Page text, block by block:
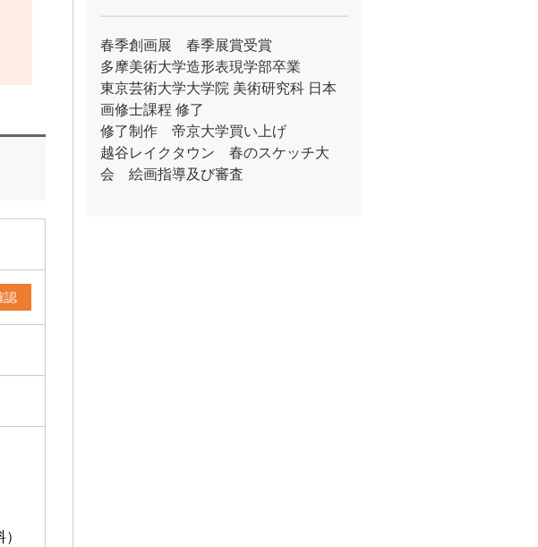
認
春季創画展 春季展賞受賞
多摩美術大学造形表現学部卒業
東京芸術大学大学院 美術研究科 日本
画修士課程 修了
修了制作 帝京大学買い上げ
越谷レイクタウン 春のスケッチ大
会 絵画指導及び審査